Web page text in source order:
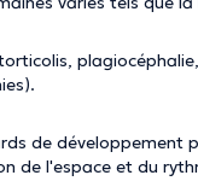
de
de l'espace et du